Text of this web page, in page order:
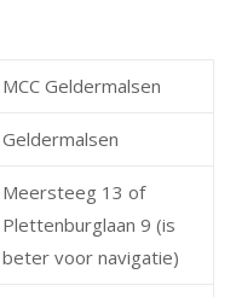
MCC Geldermalsen
Geldermalsen
Meersteeg 13 of
Plettenburglaan 9 (is
beter voor navigatie)